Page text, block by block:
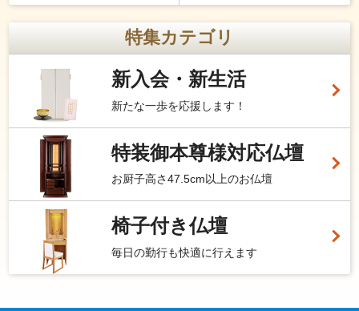
特集カテゴリ
新入会・新生活
新たな一歩を応援します！
特装御本尊様対応仏壇
お厨子高さ47.5cm以上のお仏壇
椅子付き仏壇
毎日の勤行も快適に行えます